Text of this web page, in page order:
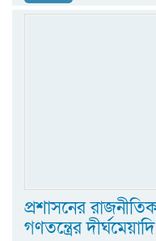
প্রশাসনের
গণতন্ত্রের